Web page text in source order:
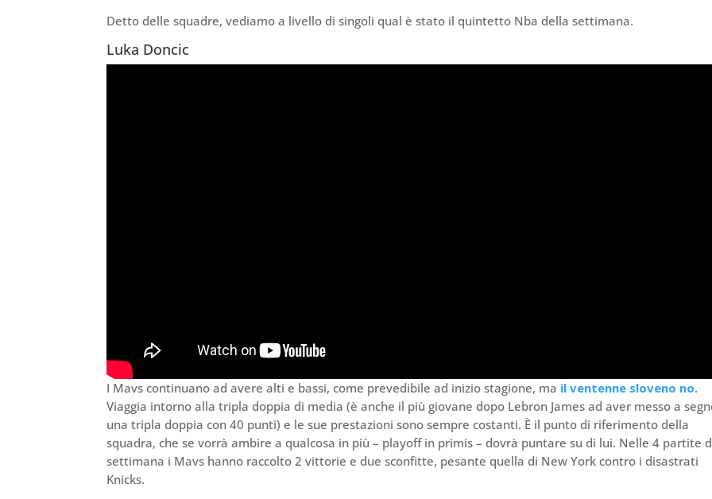
Detto delle squadre, vediamo a livello di singoli qual è stato il quintetto Nba della settimana.
Luka Doncic
I Mavs continuano ad avere alti e bassi, come prevedibile ad inizio stagione, ma il ventenne sloveno no.
Viaggia intorno alla tripla doppia di media (è anche il più giovane dopo Lebron James ad aver messo a
una tripla doppia con 40 punti) e le sue prestazioni sono sempre costanti. È il punto di riferimento della
squadra, che se vorrà ambire a qualcosa in più – playoff in primis – dovrà puntare su di lui. Nelle 4 partite
settimana i Mavs hanno raccolto 2 vittorie e due sconfitte, pesante quella di New York contro i disastrati
Knicks.